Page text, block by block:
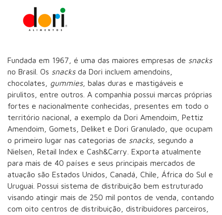
Fundada em 1967, é uma das maiores empresas de snacks
no Brasil. Os snacksda Dori incluem amendoins,
chocolates, gummies, balas duras e mastigáveis e
pirulitos, entre outros. A companhia possui marcas próprias
fortes e nacionalmente conhecidas, presentes em todo o
território nacional, a exemplo da Dori Amendoim, Pettiz
Amendoim, Gomets, Deliket e Dori Granulado, que ocupam
o primeiro lugar nas categorias de snacks, segundo a
Nielsen, Retail Index e Cash&Carry. Exporta atualmente
para mais de 40 países e seus principais mercados de
atuação são Estados Unidos, Canadá, Chile, África do Sul e
Uruguai. Possui sistema de distribuição bem estruturado
visando atingir mais de 250 mil pontos de venda, contando
com oito centros de distribuição, distribuidores parceiros,